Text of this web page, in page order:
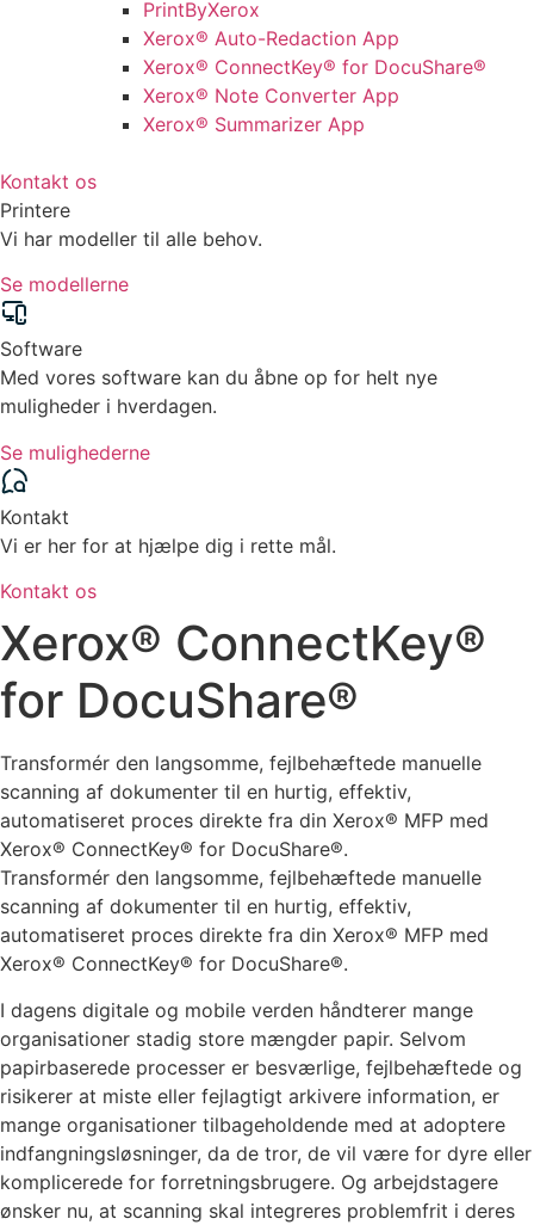
PrintByXerox
Xerox® Auto-Redaction App
Xerox® ConnectKey® for DocuShare®
Xerox® Note Converter App
Xerox® Summarizer App
Kontakt os
Printere
Vi har modeller til alle behov.
Se modellerne
Software
Med vores software kan du åbne op for helt nye
muligheder i hverdagen.
Se mulighederne
Kontakt
Vi er her for at hjælpe dig i rette mål.
Kontakt os
Xerox® ConnectKey®
for DocuShare®
Transformér den langsomme, fejlbehæftede manuelle
scanning af dokumenter til en hurtig, effektiv,
automatiseret proces direkte fra din Xerox® MFP med
Xerox® ConnectKey® for DocuShare®.
Transformér den langsomme, fejlbehæftede manuelle
scanning af dokumenter til en hurtig, effektiv,
automatiseret proces direkte fra din Xerox® MFP med
Xerox® ConnectKey® for DocuShare®.
I dagens digitale og mobile verden håndterer mange
organisationer stadig store mængder papir. Selvom
papirbaserede processer er besværlige, fejlbehæftede og
risikerer at miste eller fejlagtigt arkivere information, er
mange organisationer tilbageholdende med at adoptere
indfangningsløsninger, da de tror, de vil være for dyre eller
komplicerede for forretningsbrugere. Og arbejdstagere
ønsker nu, at scanning skal integreres problemfrit i deres